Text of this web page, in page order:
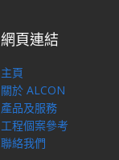
網頁連結
主頁
關於 ALCON
產品及服務
工程個案參考
聯絡我們